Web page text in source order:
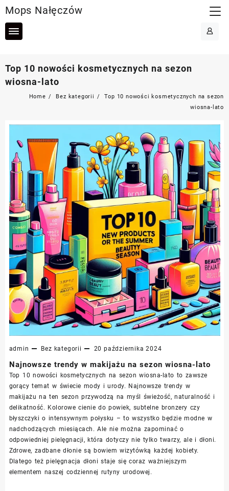
to
content
Mops Nałęczów
Top 10 nowości kosmetycznych na sezon
wiosna-lato
Home Bez kategorii
Top 10 nowości kosmetycznych na sezon
wiosna-lato
admin Bez kategorii 20 października 2024
Najnowsze trendy w makijażu na sezon wiosna-lato
Top 10 nowości kosmetycznych na sezon wiosna-lato to zawsze
gorący temat w świecie mody i urody. Najnowsze trendy w
makijażu na ten sezon przywodzą na myśl świeżość, naturalność i
delikatność. Kolorowe cienie do powiek, subtelne bronzery czy
błyszczyki o intensywnym połysku – to wszystko będzie modne w
nadchodzących miesiącach. Ale nie można zapominać o
odpowiedniej pielęgnacji, która dotyczy nie tylko twarzy, ale i dłoni.
Zdrowe, zadbane dłonie są bowiem wizytówką każdej kobiety.
Dlatego też pielęgnacja dłoni staje się coraz ważniejszym
elementem naszej codziennej rutyny urodowej.